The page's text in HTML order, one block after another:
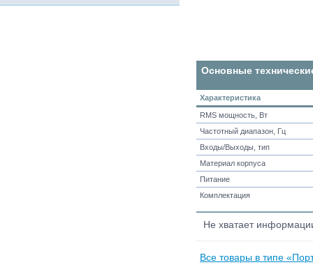
Основные
Характеристика
RMS мощность, Вт
Частотный диапазон, Гц
Входы/Выходы, тип
Материал корпуса
Питание
Комплектация
Не хватает
Все товары в типе